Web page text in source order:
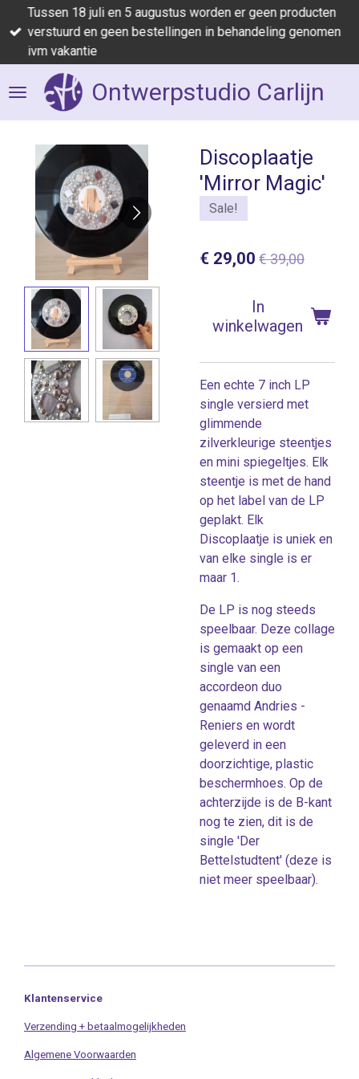
direct
naar
hoofdinhoud
Ontwerpstudio Carlijn
Tussen 18 juli en 5 augustus worden er geen producten
verstuurd en geen bestellingen in behandeling genomen
ivm vakantie
Discoplaatje
'Mirror Magic'
Sale!
€ 29,00 € 39,00
In
winkelwagen
Een echte 7 inch LP
single versierd met
glimmende
zilverkleurige steentjes
en mini spiegeltjes. Elk
steentje is met de hand
op het label van de LP
geplakt. Elk
Discoplaatje is uniek en
van elke single is er
maar 1.
De LP is nog steeds
speelbaar. Deze collage
is gemaakt op een
single van een
accordeon duo
genaamd Andries -
Reniers en wordt
geleverd in een
doorzichtige, plastic
beschermhoes. Op de
achterzijde is de B-kant
nog te zien, dit is de
single 'Der
Bettelstudtent' (deze is
niet meer speelbaar).
Klantenservice
Verzending + betaalmogelijkheden
Algemene Voorwaarden